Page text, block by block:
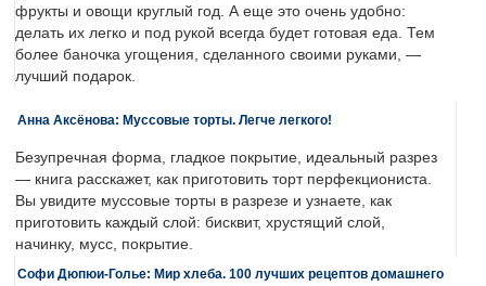
фрукты и овощи круглый год. А еще это очень удобно:
делать их легко и под рукой всегда будет готовая еда. Тем
более баночка угощения, сделанного своими руками, —
лучший подарок.
Анна Аксёнова: Муссовые торты. Легче легкого!
Безупречная форма, гладкое покрытие, идеальный разрез
— книга расскажет, как приготовить торт перфекциониста.
Вы увидите муссовые торты в разрезе и узнаете, как
приготовить каждый слой: бисквит, хрустящий слой,
начинку, мусс, покрытие.
Софи Дюпюи-Голье: Мир хлеба. 100 лучших рецептов домашнего